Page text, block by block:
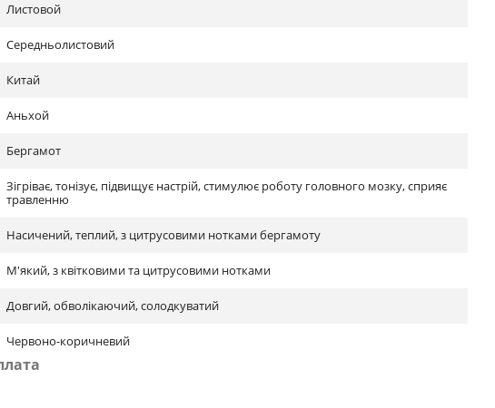
Листовой
Середньолистовий
Китай
Аньхой
Бергамот
Зігріває, тонізує, підвищує настрій, стимулює роботу головного мозку, сприяє
травленню
Насичений, теплий, з цитрусовими нотками бергамоту
М'який, з квітковими та цитрусовими нотками
Довгий, обволікаючий, солодкуватий
Червоно-коричневий